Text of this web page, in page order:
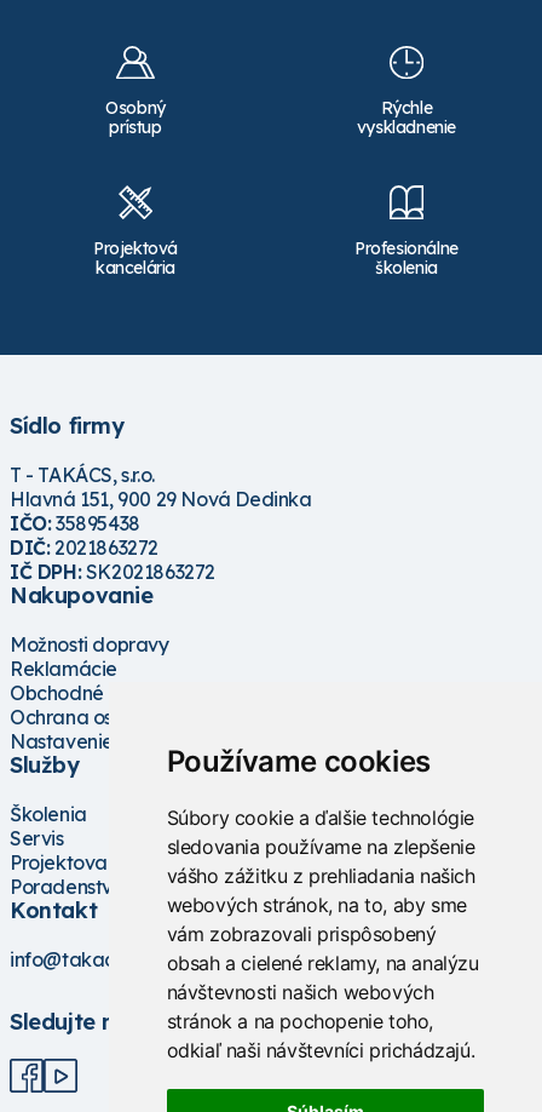
Používame cookies
Súbory cookie a ďalšie technológie
sledovania používame na zlepšenie
vášho zážitku z prehliadania našich
webových stránok, na to, aby sme
vám zobrazovali prispôsobený
obsah a cielené reklamy, na analýzu
návštevnosti našich webových
stránok a na pochopenie toho,
odkiaľ naši návštevníci prichádzajú.
Osobný
prístup
Rýchle
vyskladnenie
Projektová
kancelária
Profesionálne
školenia
Sídlo firmy
T - TAKÁCS, s.r.o.
Hlavná 151, 900 29 Nová Dedinka
IČO:35895438
DIČ:2021863272
IČ DPH:SK2021863272
Nakupovanie
Možnosti dopravy
Reklamácie
Obchodné podmienky
Ochrana osobných údajov
Nastavenie cookies
Služby
Školenia
Servis
Projektovanie
Poradenstvo
Kontakt
info@takacs.sk
Sledujte nás